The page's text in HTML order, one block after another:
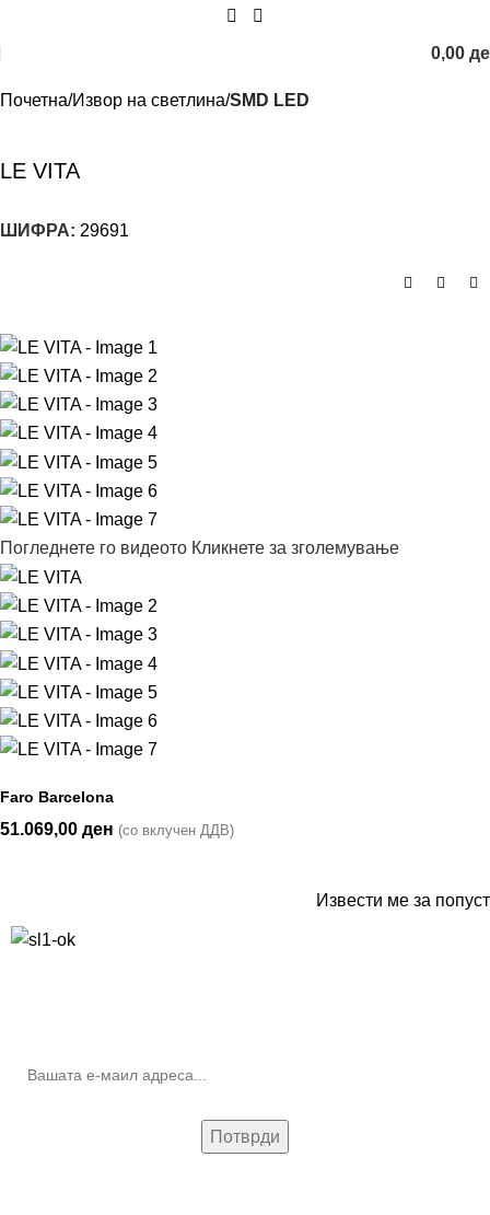
0,00
Почетна Извор на светлина SMD LED
LE VITA
ШИФРА: 29691
Погледнете го видеото Кликнете за зголемување
Faro Barcelona
51.069,00 ден (со вклучен ДДВ)
Извести ме за попуст